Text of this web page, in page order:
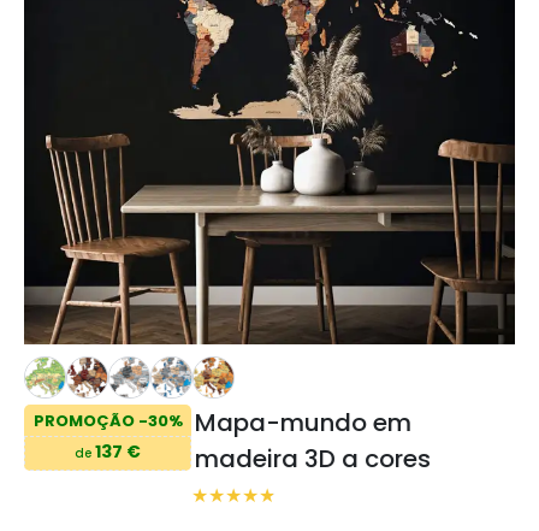
PROMOÇÃO -30%
de 137 €
Mapa-mundo em
madeira 3D a cores